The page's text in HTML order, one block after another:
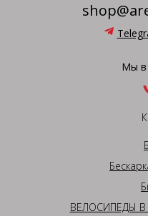
Мы в
ВЕЛОСИПЕДЫ